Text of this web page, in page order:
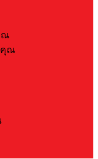
ณ
คุณ